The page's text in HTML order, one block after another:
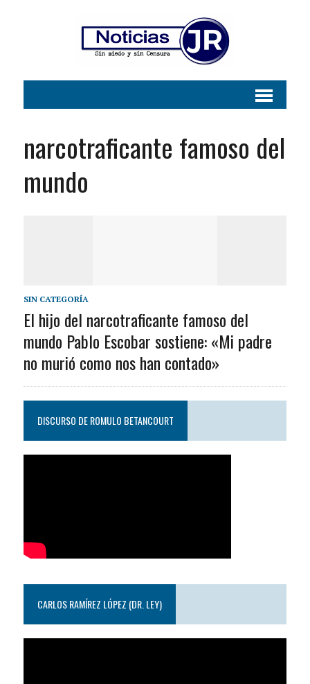
narcotraficante famoso del
mundo
SIN CATEGORÍA
El hijo del narcotraficante famoso del
mundo Pablo Escobar sostiene: «Mi padre
no murió como nos han contado»
DISCURSO DE ROMULO BETANCOURT
CARLOS RAMÍREZ LÓPEZ (DR. LEY)